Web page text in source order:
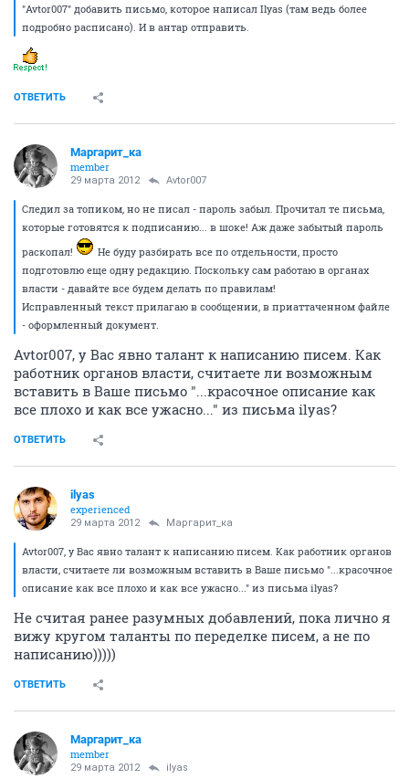
"Avtor007" добавить письмо, которое написал Ilyas (там ведь более
подробно расписано). И в антар отправить.
ОТВЕТИТЬ
Маргарит_ка
member
29 марта 2012 Avtor007
Следил за топиком, но не писал - пароль забыл. Прочитал те письма,
которые готовятся к подписанию... в шоке! Аж даже забытый пароль
раскопал!
Не буду разбирать все по отдельности, просто
подготовлю еще одну редакцию. Поскольку сам работаю в органах
власти - давайте все будем делать по правилам!
Исправленный текст прилагаю в сообщении, в приаттаченном файле
- оформленный документ.
Avtor007, у Вас явно талант к написанию писем. Как
работник органов власти, считаете ли возможным
вставить в Ваше письмо "...красочное описание как
все плохо и как все ужасно..." из письма ilyas?
ОТВЕТИТЬ
ilyas
experienced
29 марта 2012 Маргарит_ка
Avtor007, у Вас явно талант к написанию писем. Как работник органов
власти, считаете ли возможным вставить в Ваше письмо "...красочное
описание как все плохо и как все ужасно..." из письма ilyas?
Не считая ранее разумных добавлений, пока лично я
вижу кругом таланты по переделке писем, а не по
написанию)))))
ОТВЕТИТЬ
Маргарит_ка
member
29 марта 2012 ilyas